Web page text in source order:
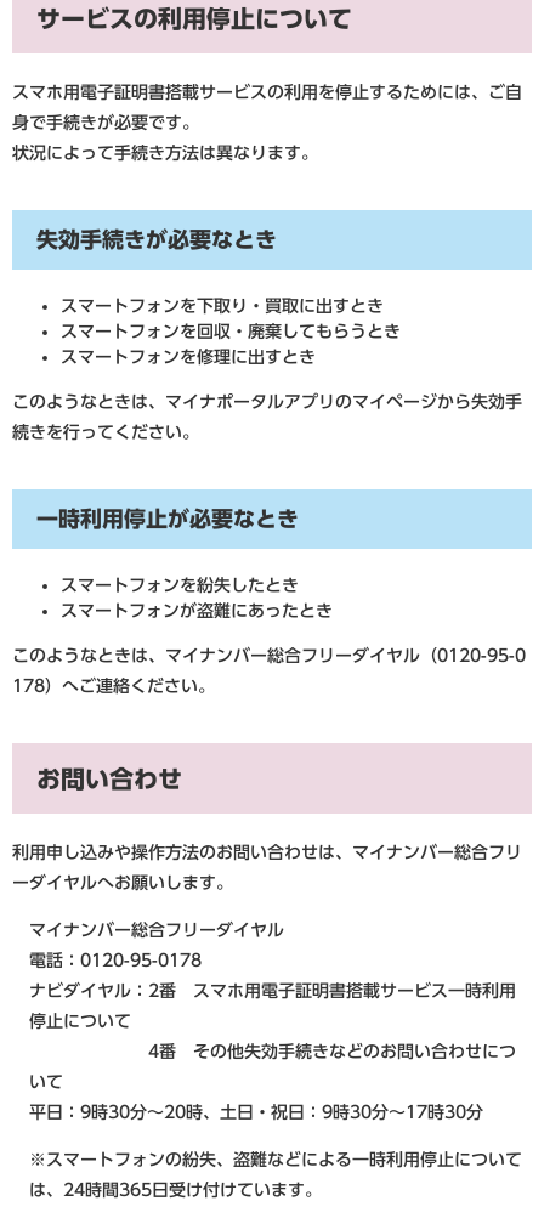
サービスの利用停止について
スマホ用電子証明書搭載サービスの利用を停止するためには、ご自
身で手続きが必要です。
状況によって手続き方法は異なります。
失効手続きが必要なとき
スマートフォンを下取り・買取に出すとき
スマートフォンを回収・廃棄してもらうとき
スマートフォンを修理に出すとき
このようなときは、マイナポータルアプリのマイページから失効手
続きを行ってください。
一時利用停止が必要なとき
スマートフォンを紛失したとき
スマートフォンが盗難にあったとき
このようなときは、マイナンバー総合フリーダイヤル（0120-95-0
178）へご連絡ください。
お問い合わせ
利用申し込みや操作方法のお問い合わせは、マイナンバー総合フリ
ーダイヤルへお願いします。
マイナンバー総合フリーダイヤル
電話：0120-95-0178
ナビダイヤル：2番 スマホ用電子証明書搭載サービス一時利用
停止について
4番 その他失効手続きなどのお問い合わせにつ
いて
平日：9時30分～20時、土日・祝日：9時30分～17時30分
※スマートフォンの紛失、盗難などによる一時利用停止について
は、24時間365日受け付けています。